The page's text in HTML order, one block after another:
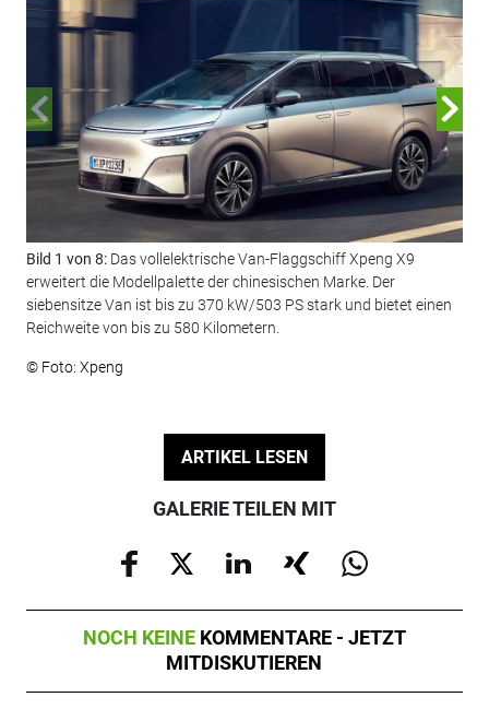
Bild 1 von 8: Das vollelektrische Van-Flaggschiff Xpeng X9
erweitert die Modellpalette der chinesischen Marke. Der
siebensitze Van ist bis zu 370 kW/503 PS stark und bietet einen
Reichweite von bis zu 580 Kilometern.
© Foto: Xpeng
ARTIKEL LESEN
GALERIE TEILEN MIT
NOCH KEINE KOMMENTARE - JETZT
MITDISKUTIEREN